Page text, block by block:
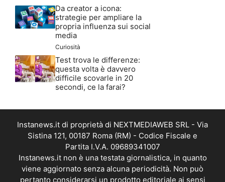
Da creator a icona:
strategie per ampliare la
propria influenza sui social
media
Curiosità
Test trova le differenze:
questa volta è davvero
difficile scovarle in 20
secondi, ce la farai?
Instanews.it di proprietà di NEXTMEDIAWEB SRL - Via
Sistina 121, 00187 Roma (RM) - Codice Fiscale e
Partita I.V.A. 09689341007
Instanews.it non è una testata giornalistica, in quanto
viene aggiornato senza alcuna periodicità. Non può
pertanto considerarsi un prodotto editoriale ai sensi